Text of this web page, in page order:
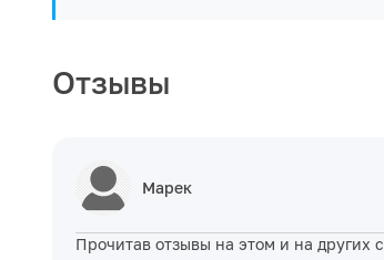
Отзывы
Марек
Прочитав отзывы на этом и на других